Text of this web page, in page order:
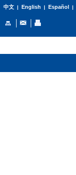
中文| English | Español |